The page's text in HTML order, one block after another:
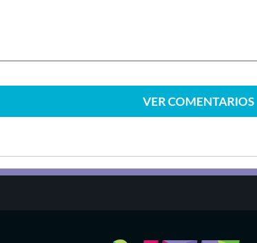
VERCOMENTARIOS